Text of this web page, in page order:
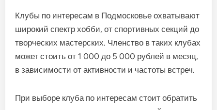
Клубы по интересам в Подмосковье охватывают
широкий спектр хобби, от спортивных секций до
творческих мастерских. Членство в таких клубах
может стоить от 1 000 до 5 000 рублей в месяц,
в зависимости от активности и частоты встреч.
При выборе клуба по интересам стоит обратить